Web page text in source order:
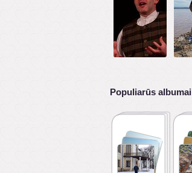
Populiarūs albumai